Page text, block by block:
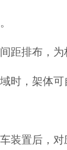
距排布，为
时，架体
装置后，